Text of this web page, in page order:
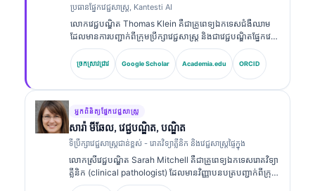
ប្រធានផ្នែកវេជ្ជសាស្ត្រ, Kantesti AI
លោកវេជ្ជបណ្ឌិត Thomas Klein គឺជាគ្រូពេទ្យឯកទេសជំងឺឈាម
ដែលមានការបញ្ជាក់ពីក្រុមប្រឹក្សាវេជ្ជសាស្ត្រ និងជាវេជ្ជបណ្ឌិតផ្នែកវេជ្ជ
សាស្ត្រផ្ទៃក្នុង ដែលមានបទពិសោធន៍ជាង 15 ឆ្នាំក្នុងវិស័យវេជ្ជ
សាស្ត្រមន្ទីរពិសោធន៍ និងការវិភាគផ្នែកព្យាបាលដែលជួយដោយ AI។
ក្នុងតួនាទីជានាយកវេជ្ជសាស្ត្រនៅ Kantesti AI លោកផ្តល់ការត្រួត
បានបោះពុម្ពផ្សាយយ៉ាងទូលំទូលាយលើការបកស្រាយសញ្ញា
សម្គាល់ជីវសាស្ត្រ និងការធ្វើរោគវិនិច្ឆ័យក្នុងមន្ទីរពិសោធន៍លើប្រធានប
ទទាក់ទងនឹងវេជ្ជសាស្ត្រមន្ទីរពិសោធន៍។.
ច្រកស្រាវជ្រាវ Google Scholar Academia.edu ORCID
អ្នកពិនិត្យផ្នែកវេជ្ជសាស្ត្រ
សារ៉ា មីឆែល, វេជ្ជបណ្ឌិត, បណ្ឌិត
ទីប្រឹក្សាវេជ្ជសាស្ត្រជាន់ខ្ពស់ - រោគវិទ្យាគ្លីនិក និងវេជ្ជសាស្ត្រផ្ទៃក្នុង
លោកស្រីវេជ្ជបណ្ឌិត Sarah Mitchell គឺជាគ្រូពេទ្យឯកទេសរោគវិទ្យា
គ្លីនិក (clinical pathologist) ដែលមានវិញ្ញាបនបត្របញ្ជាក់ពីក្រុម
ប្រឹក្សាវេជ្ជសាស្ត្រ និងមានបទពិសោធន៍ជាង 18 ឆ្នាំក្នុងវិស័យវេជ្ជ